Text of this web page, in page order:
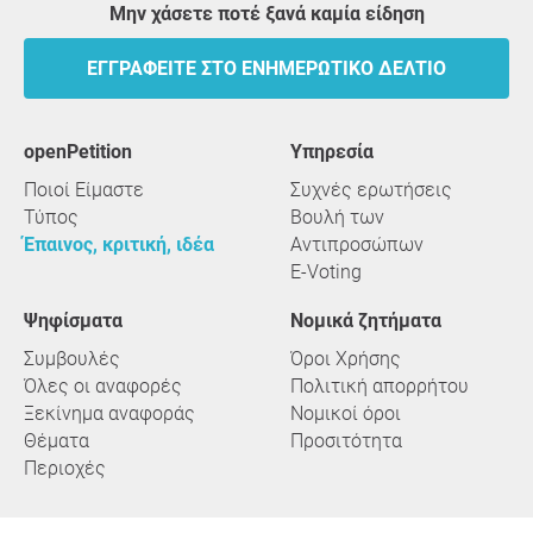
Μην χάσετε ποτέ ξανά καμία είδηση
ΕΓΓΡΑΦΕΊΤΕ ΣΤΟ ΕΝΗΜΕΡΩΤΙΚΌ ΔΕΛΤΊΟ
openPetition
Ποιοί Είμαστε
Τύπος
Έπαινος, κριτική, ιδέα
υπηρεσία
Συχνές ερωτήσεις
Βουλή των
Αντιπροσώπων
E-Voting
Ψηφίσματα
Συμβουλές
Όλες οι αναφορές
Ξεκίνημα αναφοράς
Θέματα
Περιοχές
Νομικά ζητήματα
Όροι Χρήσης
Πολιτική απορρήτου
Νομικοί όροι
Προσιτότητα